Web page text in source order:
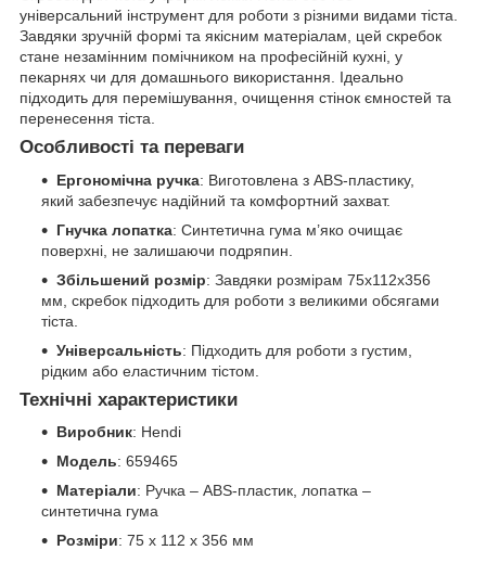
універсальний інструмент для роботи з різними видами тіста.
Завдяки зручній формі та якісним матеріалам, цей скребок
стане незамінним помічником на професійній кухні, у
пекарнях чи для домашнього використання. Ідеально
підходить для перемішування, очищення стінок ємностей та
перенесення тіста.
Особливості та переваги
Ергономічна ручка: Виготовлена з ABS-пластику,
який забезпечує надійний та комфортний захват.
Гнучка лопатка: Синтетична гума м’яко очищає
поверхні, не залишаючи подряпин.
Збільшений розмір: Завдяки розмірам 75x112x356
мм, скребок підходить для роботи з великими обсягами
тіста.
Універсальність: Підходить для роботи з густим,
рідким або еластичним тістом.
Технічні характеристики
Виробник: Hendi
Модель: 659465
Матеріали: Ручка – ABS-пластик, лопатка –
синтетична гума
Розміри: 75 x 112 x 356 мм